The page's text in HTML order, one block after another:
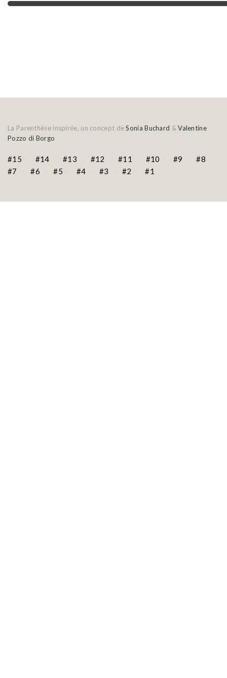
La Parenthèse inspirée, un concept deSonia Buchard &Valentine
Pozzo di Borgo
#15 #14 #13 #12 #11 #10 #9
#8
#7
#6 #5 #4 #3 #2 #1